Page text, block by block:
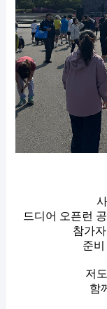
드디어 오픈런
참가
준
저
함